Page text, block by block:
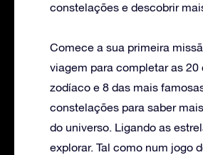
constelações e descobrir
Comece a sua primeira
viagem para completar as
zodíaco e 8 das mais
constelações para saber
do universo. Ligando as
explorar. Tal como num jogo